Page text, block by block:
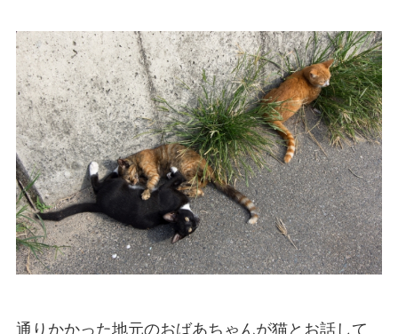
通りかかった地元のおばあちゃんが猫とお話して